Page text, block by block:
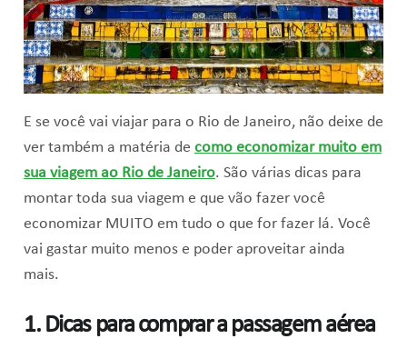
E se você vai viajar para o Rio de Janeiro, não deixe de
ver também a matéria de como economizar muito em
sua viagem ao Rio de Janeiro. São várias dicas para
montar toda sua viagem e que vão fazer você
economizar MUITO em tudo o que for fazer lá. Você
vai gastar muito menos e poder aproveitar ainda
mais.
1. Dicas para comprar a passagem aérea